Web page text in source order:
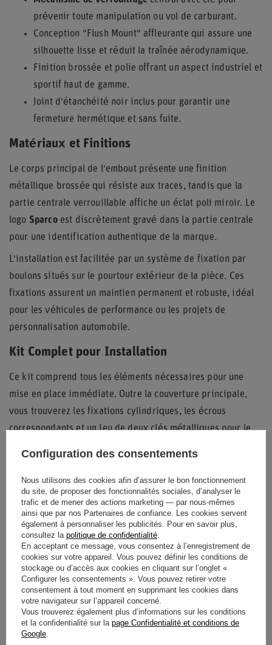
prévenir toute manipulation ou vol de carburant.
Conception "Flush Mount" affleurante qui assure une
silhouette lisse et réduit la traînée aérodynamique.
Finition brossée et polie offrant un aspect industriel et
sportif haut de gamme.
Joint d'étanchéité noir inclus pour garantir une
fermeture hermétique et sans fuite.
Matériaux et Finitions
Le corps principal de l'embout présente une finition
métallique brossée qui résiste aux traces, tandis que la
partie centrale verrouillable affiche un éclat poli miroir. Le
logo Sparcoest discrètement gravé dans la partie centrale
pour une identification authentique de la marque.
L'installation est facilitée par un système de fixation par
boulons situés sur le pourtour extérieur de la pièce. Ces
fixations assurent un maintien permanent et robuste, idéal
pour les véhicules de performance ou les projets de
personnalisation automobile.
Kit Complet pour Installation
Ce kit comprend tous les éléments nécessaires pour une
mise en place immédiate. Outre la couverture principale,
vous trouverez les fixations cylindriques, les écrous
correspondants et un jeu de deux clés métalliques pour le
brillant apporte une touche visuelle distinctive. Ce
composant combine l'aspect pratique d'un bouchon sécurisé
avec l'esthétique des pièces de compétition automobile
professionnelles.
État Nouveaux produits
Catégorie Accessoires de voiture
Configuration des consentements
Nous utilisons des cookies afin d’assurer le bon fonctionnement
du site, de proposer des fonctionnalités sociales, d’analyser le
trafic et de mener des actions marketing — par nous-mêmes
ainsi que par nos Partenaires de confiance. Les cookies servent
également à personnaliser les publicités. Pour en savoir plus,
consultez la politique de confidentialité.
En acceptant ce message, vous consentez à l’enregistrement de
cookies sur votre appareil. Vous pouvez définir les conditions de
stockage ou d’accès aux cookies en cliquant sur l’onglet «
Configurer les consentements ». Vous pouvez retirer votre
consentement à tout moment en supprimant les cookies dans
votre navigateur sur l’appareil concerné.
Vous trouverez également plus d’informations sur les conditions
et la confidentialité sur la page Confidentialité et conditions de
Google.